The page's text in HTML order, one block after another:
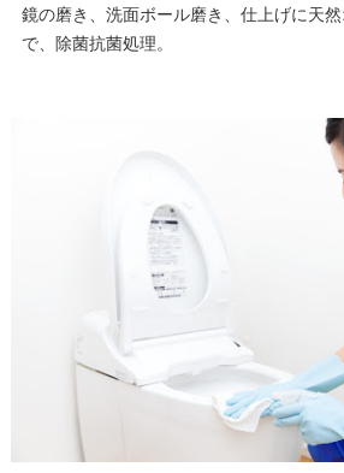
鏡の磨き、洗面ボール磨き、仕上げに天
で、除菌抗菌処理。